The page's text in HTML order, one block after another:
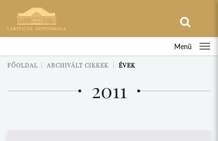
Menü
FŐOLDAL ARCHIVÁLT CIKKEK ÉVEK
2011